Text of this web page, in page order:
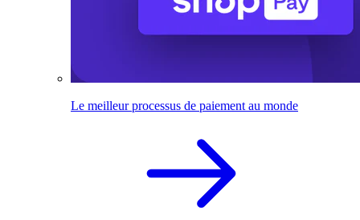
Le meilleur processus de paiement au monde